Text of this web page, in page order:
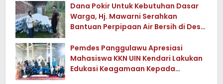
Dana Pokir Untuk Kebutuhan Dasar
Warga, Hj. Mawarni Serahkan
Bantuan Perpipaan Air Bersih di Desa
Pemdes Panggulawu Apresiasi
Mahasiswa KKN UIN Kendari Lakukan
Edukasi Keagamaan Kepada